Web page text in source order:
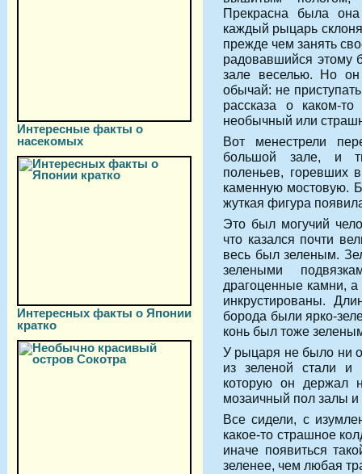
Интересные факты о
насекомых
Интересных факты о Японии
кратко
Прекрасна была
каждый рыцарь
прежде чем занять
радовавшийся этому
зале веселью. Но
обычай: не
рассказа о каком-
необычный или
Вот менестрели
большой зале, и
поленьев, горевших
каменную мостовую.
жуткая фигура
Это был могучий
что казался почти
весь был зеленым.
зелеными
драгоценные камни, а
инкрустированы.
борода были ярко-
конь был тоже
У рыцаря не было ни
из зеленой стали и
которую он держал
мозаичный пол залы и
Все сидели, с
какое-то страшное
иначе появиться
зеленее, чем любая